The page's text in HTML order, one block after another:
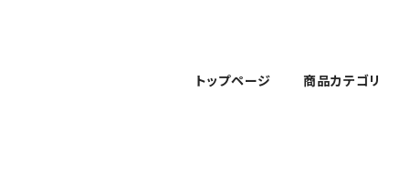
トップページ 商品カテゴリ